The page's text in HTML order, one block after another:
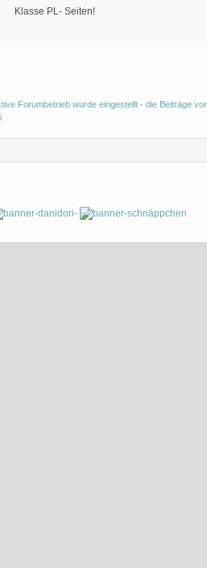
Klasse PL- Seiten!
Forumbetrieb wurde eingestellt - die Beiträge